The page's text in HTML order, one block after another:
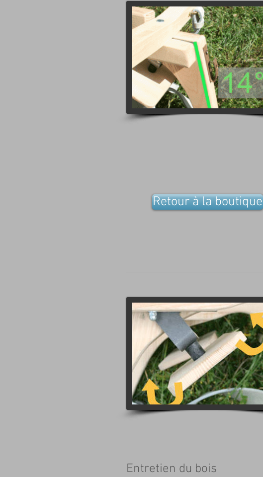
Entretien du bois
Retour à la boutique